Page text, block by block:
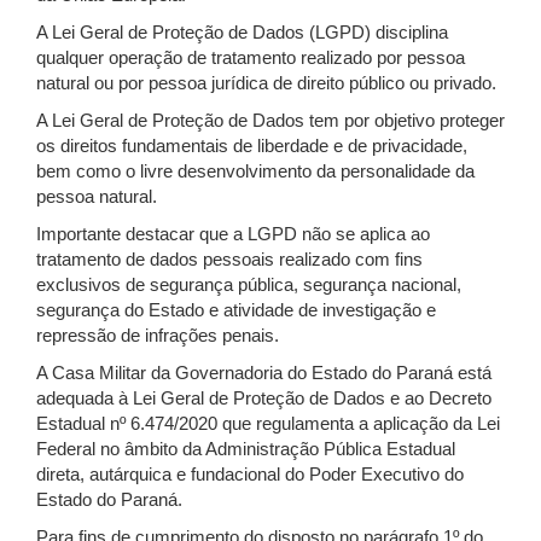
A Lei Geral de Proteção de Dados (LGPD) disciplina
qualquer operação de tratamento realizado por pessoa
natural ou por pessoa jurídica de direito público ou privado.
A Lei Geral de Proteção de Dados tem por objetivo proteger
os direitos fundamentais de liberdade e de privacidade,
bem como o livre desenvolvimento da personalidade da
pessoa natural.
Importante destacar que a LGPD não se aplica ao
tratamento de dados pessoais realizado com fins
exclusivos de segurança pública, segurança nacional,
segurança do Estado e atividade de investigação e
repressão de infrações penais.
A Casa Militar da Governadoria do Estado do Paraná está
adequada à Lei Geral de Proteção de Dados e ao Decreto
Estadual nº 6.474/2020 que regulamenta a aplicação da Lei
Federal no âmbito da Administração Pública Estadual
direta, autárquica e fundacional do Poder Executivo do
Estado do Paraná.